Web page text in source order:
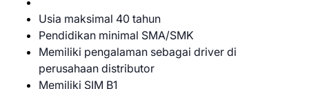
Usia maksimal 40 tahun
Pendidikan minimal SMA/SMK
Memiliki pengalaman sebagai driver di
perusahaan distributor
Memiliki SIM B1